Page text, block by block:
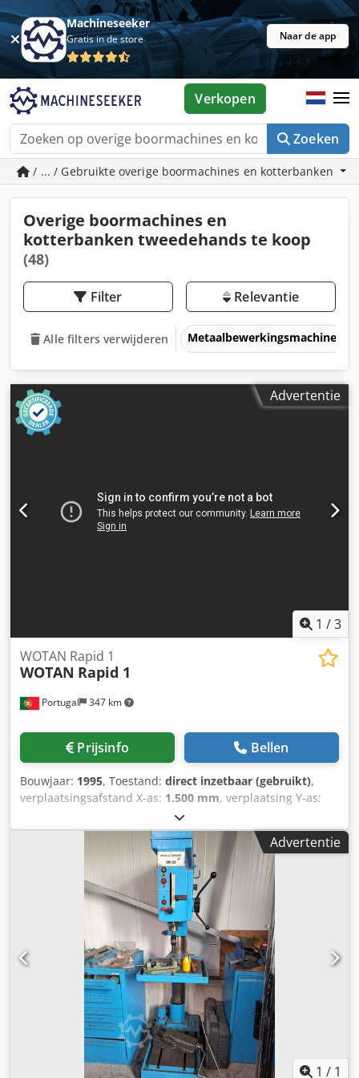
Machineseeker
Gratis in de store Naar de app
Zoeken
Verkopen
/ ... / Gebruikte overige boormachines en kotterbanken
Overige boormachines en
kotterbanken tweedehands te koop
(48)
Filter Relevantie
Alle filters verwijderen Metaalbewerkingsmachines
Advertentie
1 /3
Portugal 347 km
WOTAN Rapid 1
WOTAN Rapid 1
Prijsinfo Bellen
Bouwjaar: 1995, Toestand: direct inzetbaar (gebruikt),
verplaatsingsafstand X-as: 1.500 mm, verplaatsing Y-as:
, verplaatsingsafstand Z-as:
controllerfabrikant:FANUC, spilsnelheid (max.):1.600 rpm,
, Deze 4-assige WOTAN Rapid 1-
boormachine is in 1995 geproduceerd en in 2017
gemoderniseerd. De machine beschikt over een
indrukwekkende X-asverplaatsing van 1.500 mm, een Y-
asverplaatsing van 1.000 mm en een Z-asverplaatsing van
1.000 mm. De 360°-draaitafel maakt bewerking aan
meerdere zijden mogelijk, wat de efficiëntie verhoogt. Als u
op zoek bent naar hoogwaardige boormogelijkheden,
overweeg dan de WOTAN Rapid 1-machine die wij te koop
aanbieden. Neem contact met ons op voor meer
informatie. • B-as (draaitafel): 360°; maximaal
draagvermogen 4 ton • Belangrijkste kenmerken: • De 360°-
draaitafel maakt bewerking aan meerdere zijden in één
opstelling mogelijk, waardoor stilstandtijd wordt
Advertentie
1 / 1